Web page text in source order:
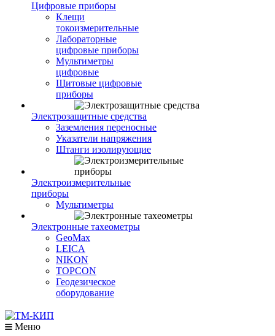
Цифровые приборы
Клещи
токоизмерительные
Лабораторные
цифровые приборы
Мультиметры
цифровые
Щитовые цифровые
приборы
Электрозащитные средства
Заземления переносные
Указатели напряжения
Штанги изолирующие
Электроизмерительные
приборы
Мультиметры
Электронные тахеометры
GeoMax
LEICA
NIKON
TOPCON
Геодезическое
оборудование
Меню